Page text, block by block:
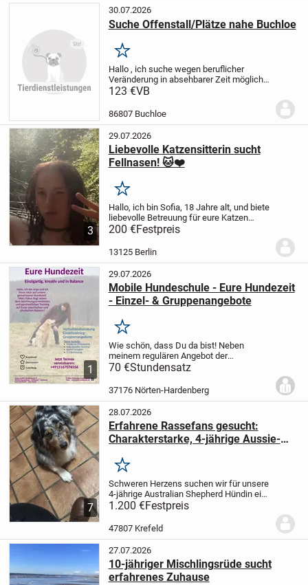
30.07.2026
Suche Offenstall/Plätze nahe Buchloe
Merken
Hallo , ich suche wegen beruflicher
Veränderung in absehbarer Zeit möglichst
nah bei Buchloe einen kleinen Offenstall
Pferde als Selbstversorger zu pachten....
123 €VB
86807 Buchloe
3
29.07.2026
Liebevolle Katzensitterin sucht
Fellnasen! 🐱❤️
Merken
Hallo, ich bin Sofia, 18 Jahre alt, und biete
liebevolle Betreuung für eure Katzen
an.Ich bin mein ganzes Leben mit Katzen
aufgewachsen und habe daher viel
Erfahrung im Umgang mit ihnen. Mir ist...
200 €Festpreis
13125 Berlin
1
29.07.2026
Mobile Hundeschule - Eure Hundezeit
- Einzel- & Gruppenangebote
Merken
Wie schön, dass Du da bist! Neben
meinem regulären Angebot der
Verhaltensberatung und dem
wieder verschiedene Gruppenangebote
(K3DogParkour®, Bunte...
70 €Stundensatz
37176 Nörten-Hardenberg
7
28.07.2026
Erfahrene Rassefans gesucht:
Charakterstarke, 4-jährige Aussie-
Merken
Schweren Herzens suchen wir für unsere
4-jährige Australian Shepherd Hündin ein
neues, passendes Zuhause. Sie ist eine
typische Vertreterin ihrer Rasse:
intelligent, aufmerksam, arbeitswillig und
1.200 €Festpreis
47807 Krefeld
27.07.2026
10-jähriger Mischlingsrüde sucht
erfahrenes Zuhause